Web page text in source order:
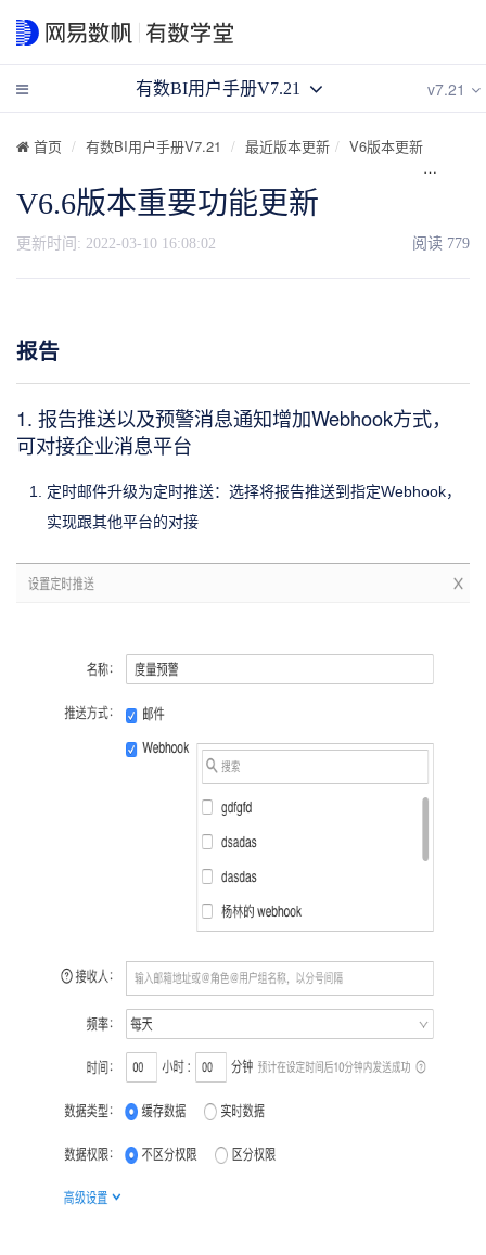
首页 有数BI用户手册V7.21 最近版本更新 V6版本更新
V6.6版本重要功能更新
更新时间: 2022-03-10 16:08:02 阅读 779
报告
1. 报告推送以及预警消息通知增加Webhook方式，
可对接企业消息平台
定时邮件升级为定时推送：选择将报告推送到指定Webhook，
实现跟其他平台的对接
有数BI用户手册V7.21 v7.21